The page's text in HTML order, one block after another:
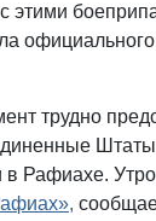
этими
трудно
Штаты
в Рафиахе.